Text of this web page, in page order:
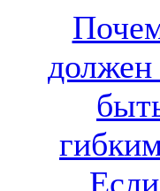
должен